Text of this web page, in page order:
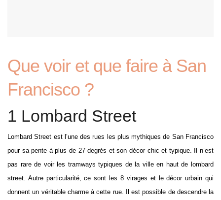
Que voir et que faire à San
Francisco ?
1 Lombard Street
Lombard Street est l’une des rues les plus mythiques de San Francisco
pour sa pente à plus de 27 degrés et son décor chic et typique. Il n’est
pas rare de voir les tramways typiques de la ville en haut de lombard
street. Autre particularité, ce sont les 8 virages et le décor urbain qui
donnent un véritable charme à cette rue. Il est possible de descendre la